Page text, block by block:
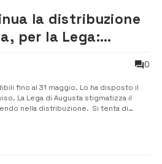
la distribuzione
per la Lega:
0
fino al 31 maggio. Lo ha disposto il
La Lega di Augusta stigmatizza il
nella distribuzione. Si tenta di
sono in distribuzione i buoni